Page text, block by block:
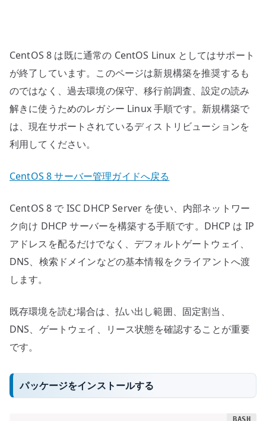
CentOS 8 は既に通常の CentOS Linux としてはサポート
が終了しています。このページは新規構築を推奨するも
のではなく、過去環境の保守、移行前調査、設定の読み
解きに使うためのレガシー Linux 手順です。新規構築で
は、現在サポートされているディストリビューションを
利用してください。
CentOS 8 サーバー管理ガイドへ戻る
CentOS 8 で ISC DHCP Server を使い、内部ネットワー
ク向け DHCP サーバーを構築する手順です。DHCP は IP
アドレスを配るだけでなく、デフォルトゲートウェイ、
DNS、検索ドメインなどの基本情報をクライアントへ渡
します。
既存環境を読む場合は、払い出し範囲、固定割当、
DNS、ゲートウェイ、リース状態を確認することが重要
です。
パッケージをインストールする